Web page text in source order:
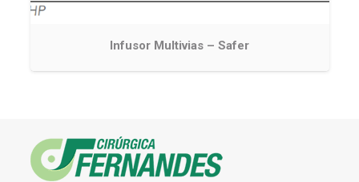
Infusor Multivias – Safer